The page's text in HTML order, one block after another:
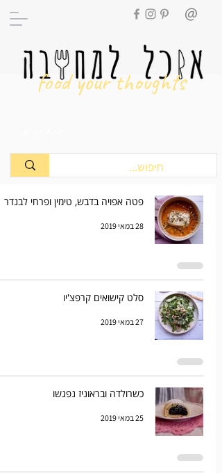
food your thoughts
פטה אפויה בדבש, טימין ופרחי לבנדר
28 במאי 2019
סלט קישואים קרפצ'יו
27 במאי 2019
כשרולדה ובראוניז נפגשו
25 במאי 2019